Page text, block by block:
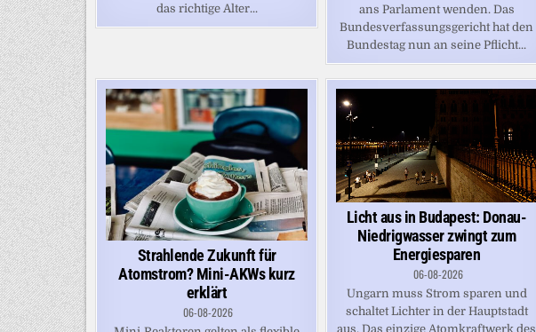
das richtige Alter...
ans Parlament wenden. Das
Bundesverfassungsgericht hat den
Bundestag nun an seine Pflicht...
Strahlende Zukunft für
Atomstrom? Mini-AKWs kurz
erklärt
06-08-2026
Licht aus in Budapest: Donau-
Niedrigwasser zwingt zum
Energiesparen
06-08-2026
Ungarn muss Strom sparen und
schaltet Lichter in der Hauptstadt
aus. Das einzige Atomkraftwerk des